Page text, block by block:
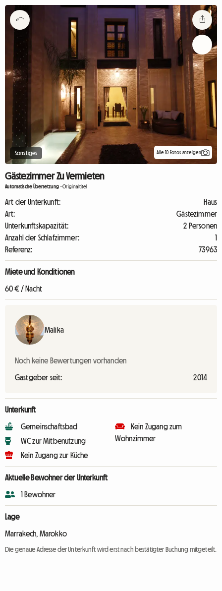
Sonstiges Alle 10 Fotos anzeigen
Gästezimmer Zu Vermieten
Automatische Übersetzung -Originaltitel
Art der Unterkunft:
Haus
Art:
Gästezimmer
Unterkunftskapazität:
2 Personen
Anzahl der Schlafzimmer:
1
Referenz:
73963
Miete und Konditionen
60 € / Nacht
Malika
Noch keine Bewertungen vorhanden
Gastgeber seit: 2014
Unterkunft
Gemeinschaftsbad
WC zur Mitbenutzung
Kein Zugang zur Küche
Kein Zugang zum
Wohnzimmer
Aktuelle Bewohner der Unterkunft
1 Bewohner
Lage
Marrakech, Marokko
Die genaue Adresse der Unterkunft wird erst nach bestätigter Buchung mitgeteilt.